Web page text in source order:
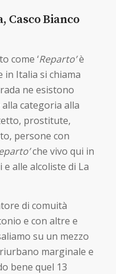
Casco Bianco
come ‘Reparto’è
in Italia si chiama
ne esistono
categoria alla
prostitute,
persone con
che vivo qui in
alle alcoliste di La
di comuità
e con altre e
su un mezzo
marginale e
bene quel 13